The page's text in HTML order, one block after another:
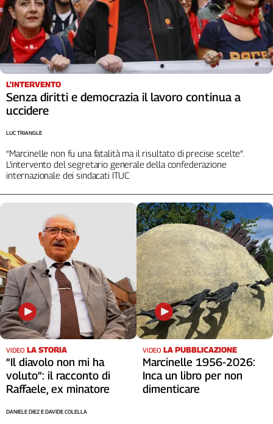
L'Italia
nel
Lavoro
Territori
Abruzzo-
Molise
Alto
Calabria
Campania
Romagna
Giulia
Lazio
Liguria
Lombardia
Marche
Piemonte
Puglia
Sardegna
Sicilia
Toscana
L'INTERVENTO
Senza diritti e democrazia il lavoro continua a
uccidere
“Marcinelle non fu una fatalità ma il risultato di precise scelte”.
L’intervento del segretario generale della confederazione
internazionale dei sindacati ITUC
LUC TRIANGLE
VIDEO LA STORIA
“Il diavolo non mi ha
voluto”: il racconto di
Raffaele, ex minatore
DANIELE DIEZ E DAVIDE COLELLA
VIDEO LA PUBBLICAZIONE
Marcinelle 1956-2026:
Inca un libro per non
dimenticare